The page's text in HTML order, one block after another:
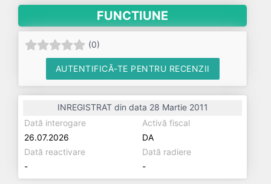
FUNCTIUNE
(0)
AUTENTIFICĂ-TE PENTRU RECENZII
INREGISTRAT din data 28 Martie 2011
Dată interogare
26.07.2026
Activă fiscal
DA
Dată reactivare
-
Dată radiere
-